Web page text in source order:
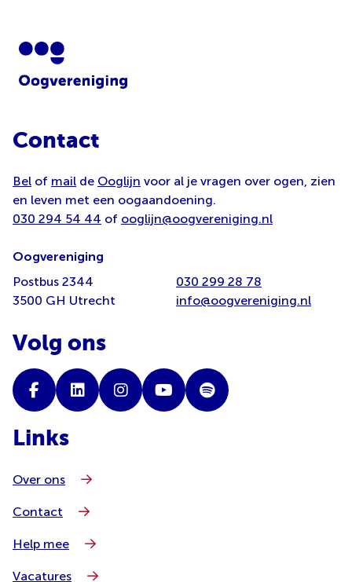
Contact
Bel of mail de Ooglijn voor al je vragen over ogen, zien
en leven met een oogaandoening.
030 294 54 44 of ooglijn@oogvereniging.nl
Oogvereniging
Postbus 2344
3500 GH Utrecht
030 299 28 78
info@oogvereniging.nl
Volg ons
Links
Over ons
Contact
Help mee
Vacatures